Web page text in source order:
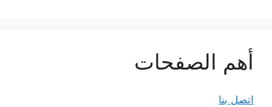
أهم الصفحات
اتصل بنا